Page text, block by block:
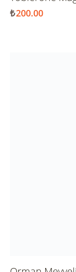
₺200.00